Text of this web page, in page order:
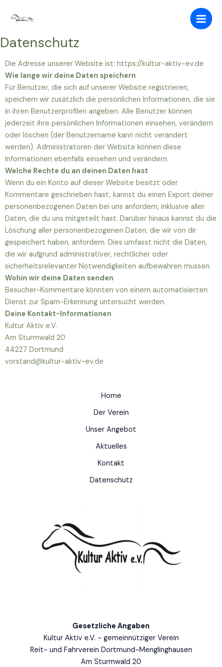
Inhalt
Datenschutz
Die Adresse unserer Website ist: https://kultur-aktiv-ev.de
Wie lange wir deine Daten speichern
Für Benutzer, die sich auf unserer Website registrieren,
speichern wir zusätzlich die persönlichen Informationen, die sie
in ihren Benutzerprofilen angeben. Alle Benutzer können
jederzeit ihre persönlichen Informationen einsehen, verändern
oder löschen (der Benutzername kann nicht verändert
werden). Administratoren der Website können diese
Informationen ebenfalls einsehen und verändern.
Welche Rechte du an deinen Daten hast
Wenn du ein Konto auf dieser Website besitzt oder
Kommentare geschrieben hast, kannst du einen Export deiner
personenbezogenen Daten bei uns anfordern, inklusive aller
Daten, die du uns mitgeteilt hast. Darüber hinaus kannst du die
Löschung aller personenbezogenen Daten, die wir von dir
gespeichert haben, anfordern. Dies umfasst nicht die Daten,
die wir aufgrund administrativer, rechtlicher oder
sicherheitsrelevanter Notwendigkeiten aufbewahren müssen.
Wohin wir deine Daten senden
Besucher-Kommentare könnten von einem automatisierten
Dienst zur Spam-Erkennung untersucht werden.
Deine Kontakt-Informationen
Kultur Aktiv e.V.
Am Sturmwald 20
44227 Dortmund
vorstand@kultur-aktiv-ev.de
Home
Der Verein
Unser Angebot
Aktuelles
Kontakt
Datenschutz
Gesetzliche Angaben
Kultur Aktiv e.V. - gemeinnütziger Verein
Reit- und Fahrverein Dortmund-Menglinghausen
Am Sturmwald 20